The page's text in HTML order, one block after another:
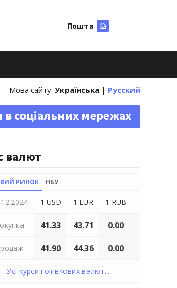
Пошта
Мова сайту: Українська | Русский
в соціальних мережах
валют
РИНОК НБУ
1 USD 1 EUR 1 RUB
41.33 43.71 0.00
41.90 44.36 0.00
Усі курси готівкових валют...